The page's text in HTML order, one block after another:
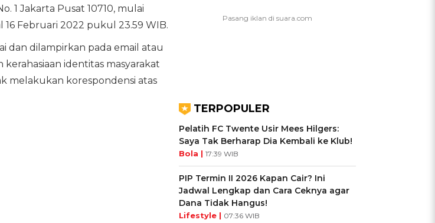
1 Jakarta Pusat 10710, mulai
Februari 2022 pukul 23.59 WIB.
dilampirkan pada email atau
identitas masyarakat
melakukan korespondensi atas
TERPOPULER
Pelatih FC Twente Usir Mees Hilgers:
Saya Tak Berharap Dia Kembali ke Klub!
Bola | 17:39 WIB
PIP Termin II 2026 Kapan Cair? Ini
Jadwal Lengkap dan Cara Ceknya agar
Dana Tidak Hangus!
Lifestyle | 07:36 WIB